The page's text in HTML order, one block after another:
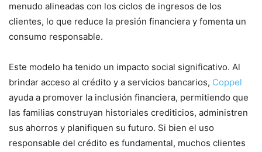
menudo alineadas con los ciclos de ingresos de los
clientes, lo que reduce la presión financiera y fomenta un
consumo responsable.
Este modelo ha tenido un impacto social significativo. Al
brindar acceso al crédito y a servicios bancarios, Coppel
ayuda a promover la inclusión financiera, permitiendo que
las familias construyan historiales crediticios, administren
sus ahorros y planifiquen su futuro. Si bien el uso
responsable del crédito es fundamental, muchos clientes